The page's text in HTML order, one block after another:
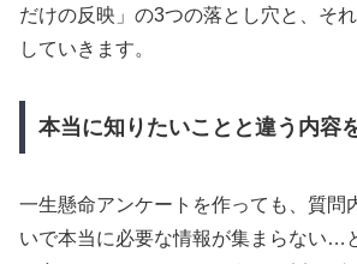
だけの反映」の3つの落とし穴と、そ
していきます。
本当に知りたいことと違う内容
一生懸命アンケートを作っても、質問
いで本当に必要な情報が集まらない…